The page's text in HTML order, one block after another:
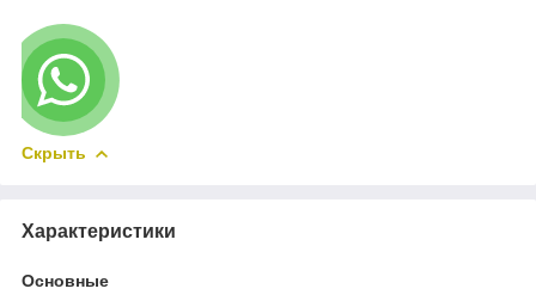
Скрыть
Характеристики
Основные